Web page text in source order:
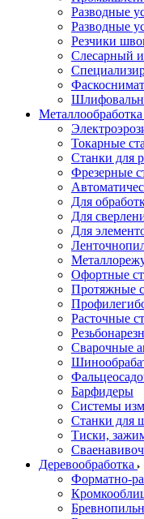
Разводные
Разводные
Резчики
Слесарный
Металлообработка
Токарные
Станки для
Фрезерные
Для
Для
Для
Офортные
Протяжные
Расточные
Сварочные
Барфидеры
Системы
Станки для
Тиски,
Деревообработка
Форматно-